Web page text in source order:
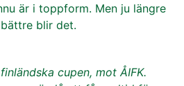
är i toppform. Men ju längre
blir det.
cupen, mot ÅIFK.